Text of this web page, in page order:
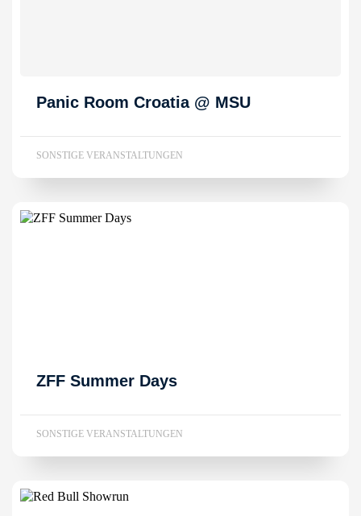
Panic Room Croatia @ MSU
SONSTIGE VERANSTALTUNGEN
ZFF Summer Days
SONSTIGE VERANSTALTUNGEN